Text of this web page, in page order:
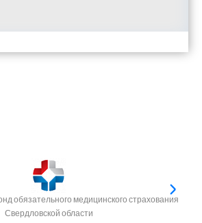
обязательного медицинского страхования
Свердловской области